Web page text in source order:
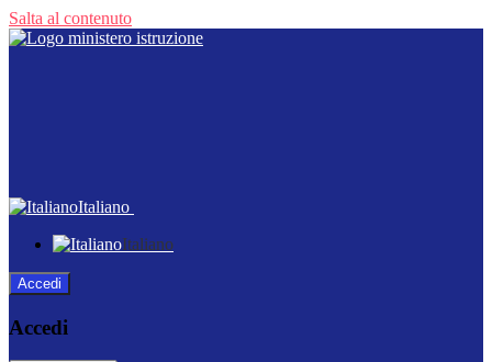
Salta al contenuto
Italiano
Italiano
Accedi
Accedi